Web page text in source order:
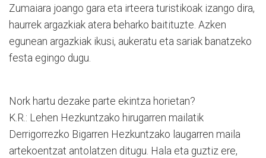
Zumaiara joango gara eta irteera turistikoak izango dira,
haurrek argazkiak atera beharko baitituzte. Azken
egunean argazkiak ikusi, aukeratu eta sariak banatzeko
festa egingo dugu.
Nork hartu dezake parte ekintza horietan?
K.R.: Lehen Hezkuntzako hirugarren mailatik
Derrigorrezko Bigarren Hezkuntzako laugarren maila
artekoentzat antolatzen ditugu. Hala eta guztiz ere,